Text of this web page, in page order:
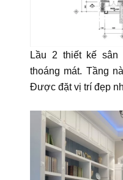
Lầu 2 thiết kế
thoáng mát. Tầng
Được đặt vị trí đẹp